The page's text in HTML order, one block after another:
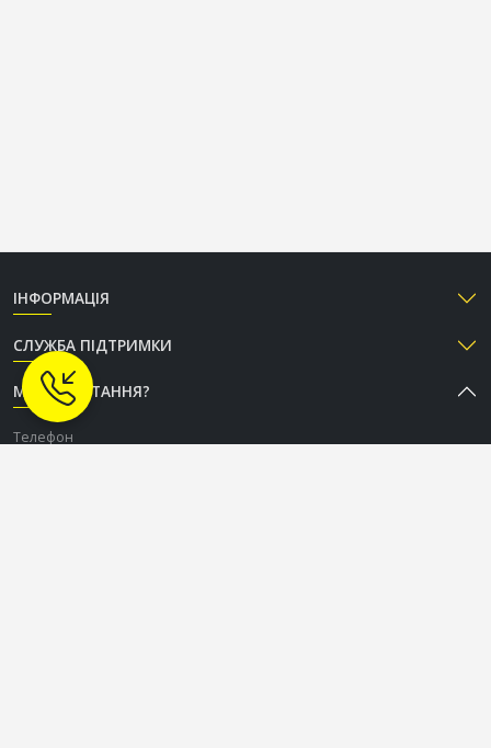
ІНФОРМАЦІЯ
СЛУЖБА ПІДТРИМКИ
МАЄТЕ ПИТАННЯ?
Телефон